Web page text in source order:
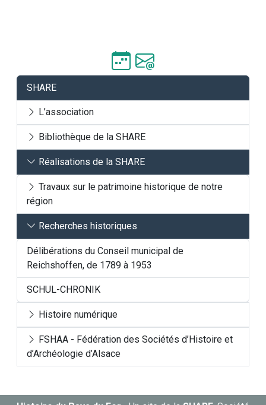
SHARE
L’association
Bibliothèque de la SHARE
Réalisations de la SHARE
Travaux sur le patrimoine historique de notre
région
Recherches historiques
Délibérations du Conseil municipal de
Reichshoffen, de 1789 à 1953
SCHUL-CHRONIK
Histoire numérique
FSHAA - Fédération des Sociétés d’Histoire et
d’Archéologie d’Alsace